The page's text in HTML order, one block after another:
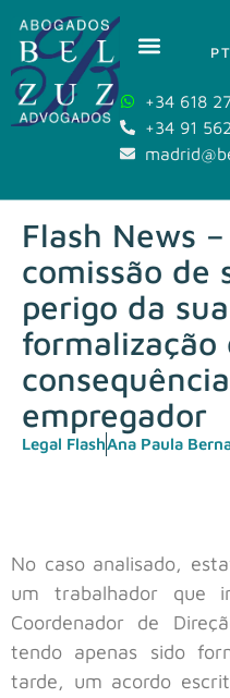
PT
+34 618
+34 91
Flash News
comissão de
perigo da
formalização
empregador
Legal FlashAna Paula
No caso analisado,
um trabalhador que
Coordenador de
tendo apenas sido
tarde, um acordo